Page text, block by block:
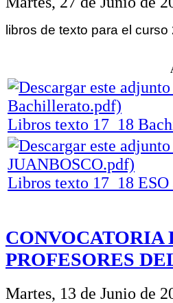
libros de texto para el
Libros texto 17_18
Libros texto 17_18
PROFESORES
Martes, 13 de Junio de